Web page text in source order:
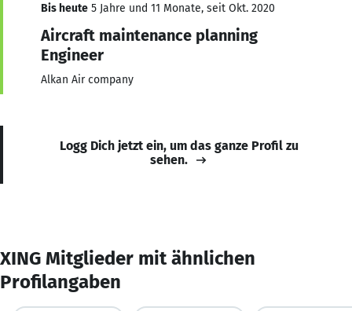
Bis heute 5 Jahre und 11 Monate, seit Okt. 2020
Aircraft maintenance planning
Engineer
Alkan Air company
Logg Dich jetzt ein, um das ganze Profil zu
sehen.
XING Mitglieder mit ähnlichen
Profilangaben